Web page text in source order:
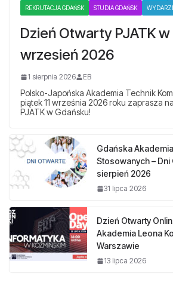
REKRUTACJA GDAŃSK STUDIA GDAŃSK
Dzień Otwarty PJATK
wrzesień 2026
1 sierpnia 2026 EB
Polsko-Japońska Akademia Technik
piątek 11 września 2026 roku zaprasza
PJATK w Gdańsku!
Gdańska
Stosowanych – Dni
sierpień 2026
31 lipca 2026
Dzień Otwarty
Akademia Leona
Warszawie
13 lipca 2026